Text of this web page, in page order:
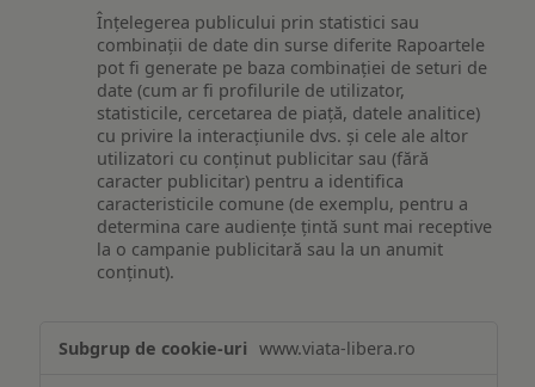
Înțelegerea publicului prin statistici sau
combinații de date din surse diferite Rapoartele
pot fi generate pe baza combinației de seturi de
date (cum ar fi profilurile de utilizator,
statisticile, cercetarea de piață, datele analitice)
cu privire la interacțiunile dvs. și cele ale altor
utilizatori cu conținut publicitar sau (fără
caracter publicitar) pentru a identifica
caracteristicile comune (de exemplu, pentru a
determina care audiențe țintă sunt mai receptive
la o campanie publicitară sau la un anumit
conținut).
www.viata-libera.ro